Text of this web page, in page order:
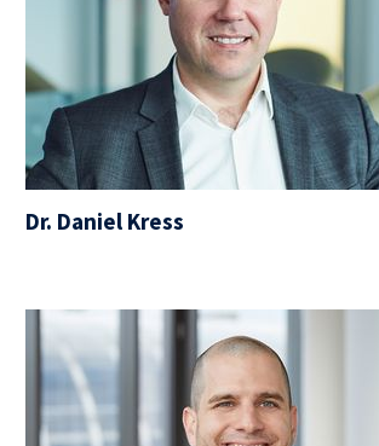
Dr. Daniel Kress